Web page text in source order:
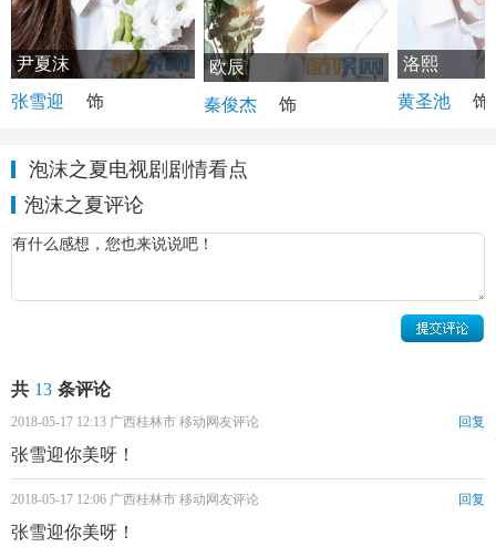
尹夏沫
张雪迎
饰
欧辰
秦俊杰
饰
洛熙
黄圣池
饰
泡沫之夏电视剧剧情看点
泡沫之夏评论
共 13 条评论
2018-05-17 12:13 广西桂林市 移动网友评论 回复
张雪迎你美呀！
2018-05-17 12:06 广西桂林市 移动网友评论 回复
张雪迎你美呀！